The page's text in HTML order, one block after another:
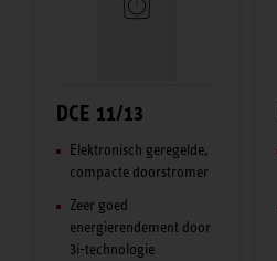
DCE 11/13
Elektronisch geregelde,
compacte doorstromer
Zeer goed
energierendement door
3i-technologie